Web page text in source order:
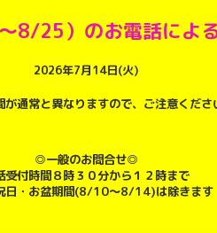
8/25）のお電話によ
2026年7月14日(火)
が通常と異なりますので、ご注意くださ
◎一般のお問合せ◎
受付時間８時３０分から１２時まで
日・お盆期間(8/10～8/14)は除きます